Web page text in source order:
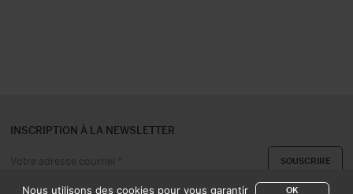
INSCRIPTION À LA NEWSLETTER
Nous utilisons des cookies pour vous garantir OK